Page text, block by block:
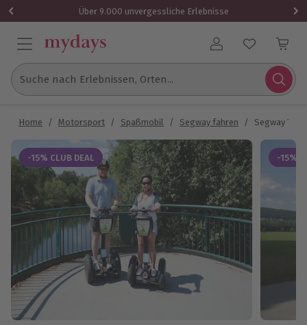
Über 9.000 unvergessliche Erlebnisse
Benutzerkonto
Suche nach Erlebnissen, Orten...
Home / Motorsport / Spaßmobil / Segway fahren / Segway
-15% CLUB DEAL -15%